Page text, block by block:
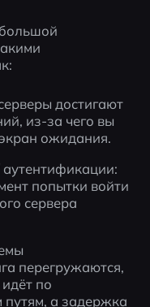
достигают
из-за чего вы
ожидания.
попытки войти
сервера
перегружаются,
по
а задержка